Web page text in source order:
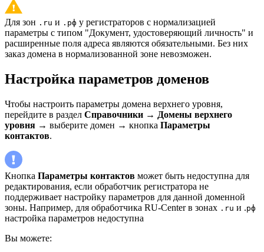
Для зон .ru и .рф у регистраторов с нормализацией
параметры с типом "Документ, удостоверяющий личность" и
расширенные поля адреса являются обязательными. Без них
заказ домена в нормализованной зоне невозможен.
Настройка параметров доменов
Чтобы настроить параметры домена верхнего уровня,
перейдите в раздел Справочники → Домены верхнего
уровня → выберите домен → кнопка Параметры
контактов.
Кнопка Параметры контактов может быть недоступна для
редактирования, если обработчик регистратора не
поддерживает настройку параметров для данной доменной
зоны. Например, для обработчика RU-Center в зонах .ru и .рф
настройка параметров недоступна
Вы можете: